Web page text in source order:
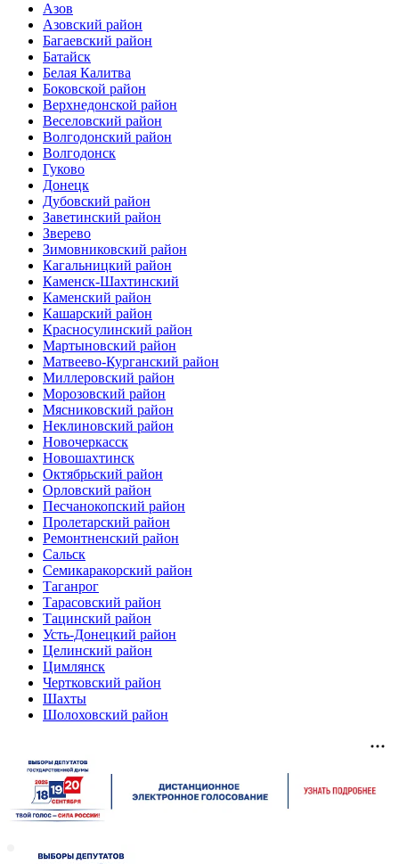
Азов
Азовский район
Багаевский район
Батайск
Белая Калитва
Боковской район
Верхнедонской район
Веселовский район
Волгодонский район
Волгодонск
Гуково
Донецк
Дубовский район
Заветинский район
Зверево
Зимовниковский район
Кагальницкий район
Каменск-Шахтинский
Каменский район
Кашарский район
Красносулинский район
Мартыновский район
Матвеево-Курганский район
Миллеровский район
Морозовский район
Мясниковский район
Неклиновский район
Новочеркасск
Новошахтинск
Октябрьский район
Орловский район
Песчанокопский район
Пролетарский район
Ремонтненский район
Сальск
Семикаракорский район
Таганрог
Тарасовский район
Тацинский район
Усть-Донецкий район
Целинский район
Цимлянск
Чертковский район
Шахты
Шолоховский район